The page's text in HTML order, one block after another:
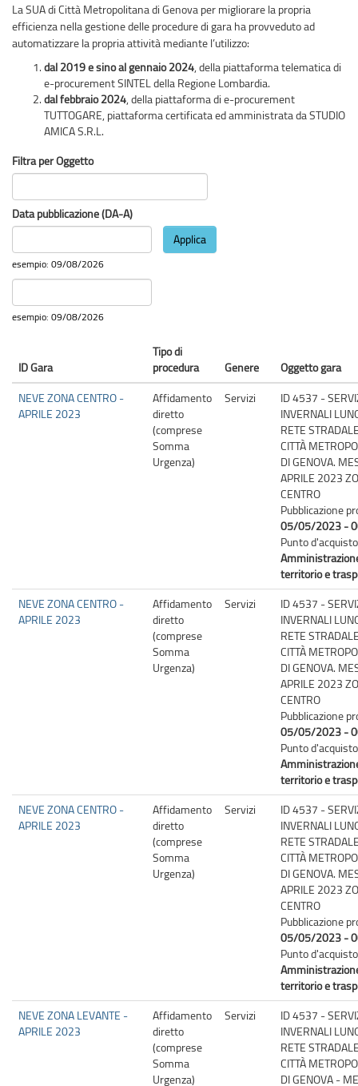
La SUA di Città Metropolitana di Genova per migliorare la propria
efficienza nella gestione delle procedure di gara ha provveduto ad
automatizzare la propria attività mediante l’utilizzo:
dal 2019 e sino al gennaio 2024 , della piattaforma telematica di
e-procurement SINTEL della Regione Lombardia.
dal febbraio 2024 , della piattaforma di e-procurement
TUTTOGARE, piattaforma certificata ed amministrata da STUDIO
AMICA S.R.L.
Filtra per Oggetto
Data pubblicazione (DA-A)
Data
esempio: 09/08/2026
Data
pubblicazione
(DA-
Data
esempio: 09/08/2026
(DA-
A)
Applica
ID Gara
Tipo di
procedura
Genere
Oggetto gara
NEVE ZONA CENTRO -
APRILE 2023
Affidamento
diretto
(comprese
Somma
Urgenza)
Servizi
ID 4537 -
INVERNALI
RETE
CITTÀ
DI GENOVA.
APRILE 2023
CENTRO
Pubblicazione
05/05/2023 -
Punto
territorio e
NEVE ZONA CENTRO -
APRILE 2023
Affidamento
diretto
(comprese
Somma
Urgenza)
Servizi
ID 4537 -
INVERNALI
RETE
CITTÀ
DI GENOVA.
APRILE 2023
CENTRO
Pubblicazione
05/05/2023 -
Punto
territorio e
NEVE ZONA CENTRO -
APRILE 2023
Affidamento
diretto
(comprese
Somma
Urgenza)
Servizi
ID 4537 -
INVERNALI
RETE
CITTÀ
DI GENOVA.
APRILE 2023
CENTRO
Pubblicazione
05/05/2023 -
Punto
territorio e
NEVE ZONA LEVANTE -
APRILE 2023
Affidamento
diretto
(comprese
Somma
Urgenza)
Servizi
ID 4537 -
INVERNALI
RETE
CITTÀ
DI GENOVA -